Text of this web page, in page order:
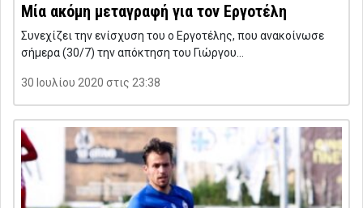
Μία ακόμη μεταγραφή για τον Εργοτέλη
Συνεχίζει την ενίσχυση του ο Εργοτέλης, που ανακοίνωσε
σήμερα (30/7) την απόκτηση του Γιώργου…
30 Ιουλίου 2020 στις 23:38